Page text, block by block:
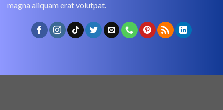
magna aliquam erat volutpat.